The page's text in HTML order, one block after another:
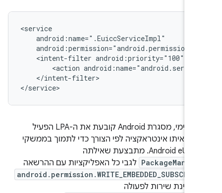
<service
    android:name=".EuiccServiceImpl"
    <intent-filter android:priority="100">
<action
    </intent-filter>
באופן פנימי, מסגרת Android קובעת את ה-LPA הפעיל
איתו אינטראקציה לפי הצורך כדי לתמוך בממשקי
Android eUICC API. מתבצעת שאילתה
לגבי כל האפליקציות עם ההרשאה
שירות לפעולה